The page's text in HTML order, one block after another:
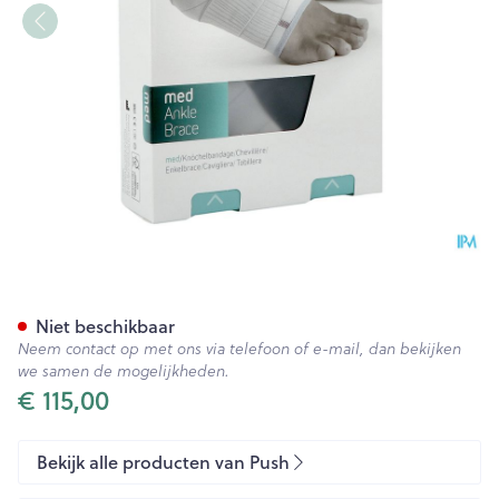
€ 115,00
Niet beschikbaar
Neem contact op met ons via telefoon of e-mail, dan bekijken
we samen de mogelijkheden.
Bekijk alle producten van Push